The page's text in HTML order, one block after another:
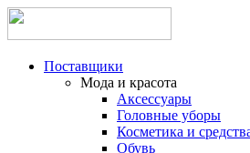
Поставщики
Мода и красота
Аксессуары
Головные уборы
Косметика и
Обувь